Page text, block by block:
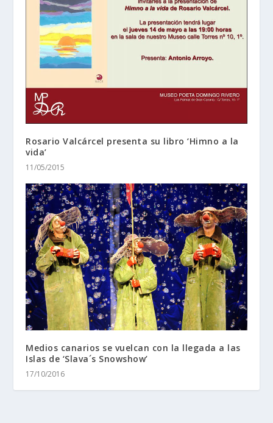
Rosario Valcárcel presenta su libro ‘Himno a la
vida’
11/05/2015
Medios canarios se vuelcan con la llegada a las
Islas de ‘Slava´s Snowshow’
17/10/2016